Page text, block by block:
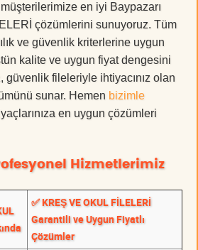
en iyi Baypazarı
çözümlerini sunuyoruz. Tüm
ve güvenlik kriterlerine uygun
kalite ve uygun fiyat dengesini
güvenlik fileleriyle ihtiyacınız olan
sunar. Hemen bizimle
en uygun çözümleri
Hizmetlerimiz
✅ KREŞ VE OKUL FİLELERİ
Garantili ve Uygun Fiyatlı
Çözümler